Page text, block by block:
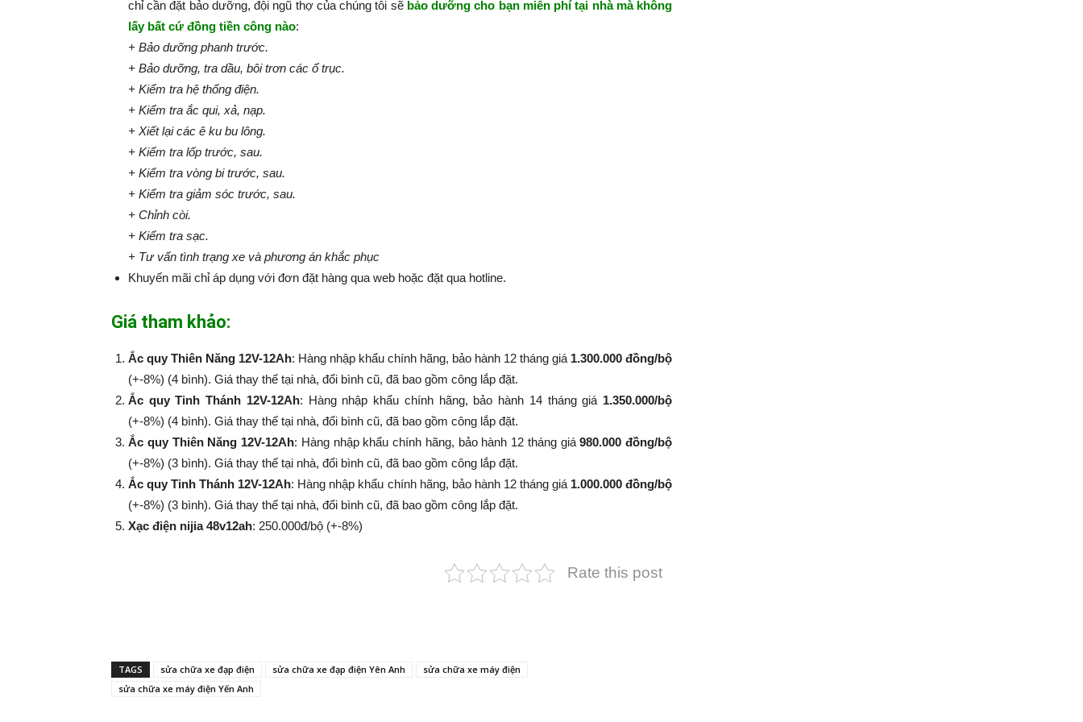
chỉ cần đặt bảo dưỡng, đội ngũ thợ của chúng tôi sẽ bảo dưỡng cho bạn miễn phí tại nhà mà không
lấy bất cứ đồng tiền công nào:​​​​​
+ Bảo dưỡng phanh trước.
+ Bảo dưỡng, tra dầu, bôi trơn các ổ trục.
+ Kiểm tra hệ thống điện.
+ Kiểm tra ắc qui, xả, nạp.
+ Xiết lại các ê ku bu lông.
+ Kiểm tra lốp trước, sau.
+ Kiểm tra vòng bi trước, sau.
+ Kiểm tra giảm sóc trước, sau.
+ Chỉnh còi.
+ Kiểm tra sạc.
+ Tư vấn tình trạng xe và phương án khắc phục
Khuyến mãi chỉ áp dụng với đơn đặt hàng qua web hoặc đặt qua hotline.
Giá tham khảo:
Ắc quy Thiên Năng 12V-12Ah: Hàng nhập khẩu chính hãng, bảo hành 12 tháng giá 1.300.000 đồng/bộ
(+-8%) (4 bình). Giá thay thế tại nhà, đổi bình cũ, đã bao gồm công lắp đặt.
Ắc quy Tinh Thánh 12V-12Ah: Hàng nhập khẩu chính hãng, bảo hành 14 tháng giá 1.350.000/bộ
(+-8%​​​​​​​) (4 bình). Giá thay thế tại nhà, đổi bình cũ, đã bao gồm công lắp đặt.
Ắc quy Thiên Năng 12V-12Ah: Hàng nhập khẩu chính hãng, bảo hành 12 tháng giá980.000 đồng/bộ
(+-8%​​​​​​​) (3 bình). Giá thay thế tại nhà, đổi bình cũ, đã bao gồm công lắp đặt.
Ắc quy Tinh Thánh 12V-12Ah: Hàng nhập khẩu chính hãng, bảo hành 12 tháng giá 1.000.000 đồng/bộ
(+-8%​​​​​​​) (3 bình). Giá thay thế tại nhà, đổi bình cũ, đã bao gồm công lắp đặt.
Xạc điện nijia 48v12ah: 250.000đ/bộ (+-8%​​​​​​​)
Rate this post
TAGS sửa chữa xe đạp điện sửa chữa xe đạp điện Yên Anh
sửa chữa xe máy điện
sửa chữa xe máy điện Yến Anh